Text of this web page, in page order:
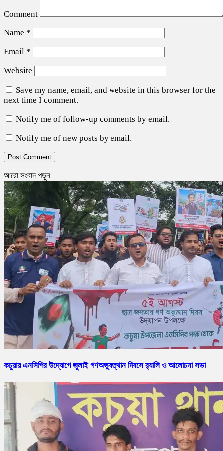
Comment
Name *
Email *
Website
Save my name, email, and website in this browser for the
next time I comment.
Notify me of follow-up comments by email.
Notify me of new posts by email.
আরো সংবাদ পড়ুন
কচুয়ায় এনসিপির উদ্যোগে জুলাই গণঅভ্যুত্থান দিবসে র‌্যালি ও আলোচনা সভা